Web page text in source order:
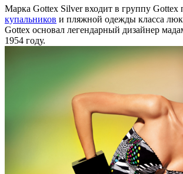
Марка Gottex Silver входит в группу Gottex
купальников и пляжной одежды класса
Gottex основал легендарный дизайнер
1954 году.